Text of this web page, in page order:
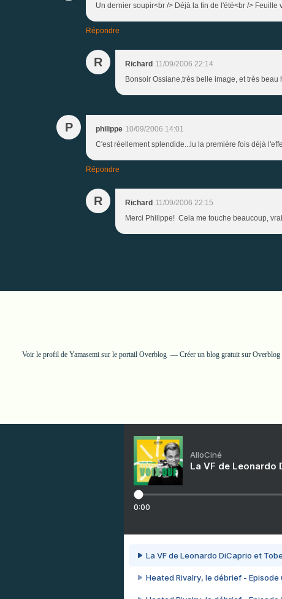
Un dernier soupir<br /> Déjà la fin de l'été<br /> Feuille
Répondre
R Richard 11/09/2006 22:14
Bonsoir Ossiane,très belle image, et très
P philippe 10/09/2006 14:01
C'est réellement splendide...lu la première fois déjà
Répondre
R Richard 11/09/2006 22:15
Merci Philippe! Cela me touche beaucoup,
Voir le profil de Yamasemi sur le portail Overblog Créer un blog gratuit sur Overblog
AlloCiné
La VF de Leonardo
0:00
La VF de Leonardo DiCaprio et
Heated Rivalry, le débrief - Episode